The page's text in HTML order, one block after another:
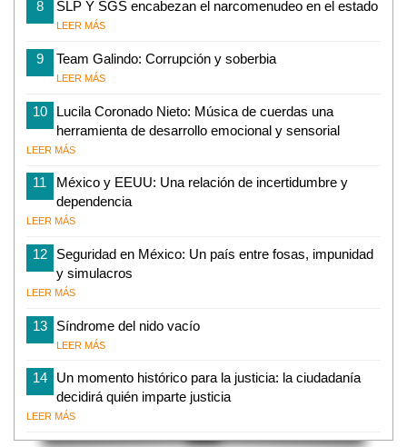
8 SLP Y SGS encabezan el narcomenudeo en el estado
LEER MÁS
9 Team Galindo: Corrupción y soberbia
LEER MÁS
10
Lucila Coronado Nieto: Música de cuerdas una
herramienta de desarrollo emocional y sensorial
LEER MÁS
11
México y EEUU: Una relación de incertidumbre y
dependencia
LEER MÁS
12
Seguridad en México: Un país entre fosas, impunidad
y simulacros
LEER MÁS
13 Síndrome del nido vacío
LEER MÁS
14
Un momento histórico para la justicia: la ciudadanía
decidirá quién imparte justicia
LEER MÁS